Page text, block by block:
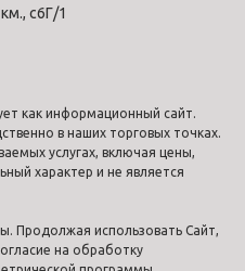
с6Г/1
как информационный сайт.
в наших торговых точках.
услугах, включая цены,
характер и не является
Продолжая использовать Сайт,
на обработку